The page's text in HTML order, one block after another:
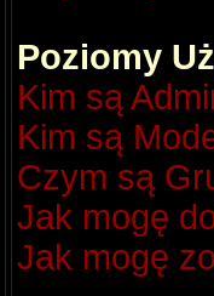
Poziomy
Kim są
Kim są
Czym są
Jak mogę
Jak mogę